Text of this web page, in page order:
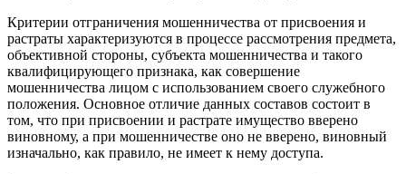
Критерии отграничения мошенничества от присвоения и
растраты характеризуются в процессе рассмотрения предмета,
объективной стороны, субъекта мошенничества и такого
квалифицирующего признака, как совершение
мошенничества лицом с использованием своего служебного
положения. Основное отличие данных составов состоит в
том, что при присвоении и растрате имущество вверено
виновному, а при мошенничестве оно не вверено, виновный
изначально, как правило, не имеет к нему доступа.